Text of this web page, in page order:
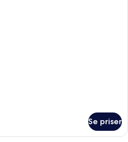
Se priser